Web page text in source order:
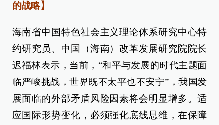
的战略】
海南省中国特色社会主义理论体系研究中心特
约研究员、中国（海南）改革发展研究院院长
迟福林表示，当前，“和平与发展的时代主题面
临严峻挑战，世界既不太平也不安宁”，我国发
展面临的外部矛盾风险因素将会明显增多。适
应国际形势变化，必须强化底线思维，在保障